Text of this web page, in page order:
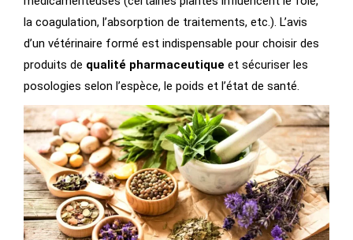
la coagulation, l’absorption de traitements, etc.). L’avis
d’un vétérinaire formé est indispensable pour choisir des
produits de qualité pharmaceutique et sécuriser les
posologies selon l’espèce, le poids et l’état de santé.